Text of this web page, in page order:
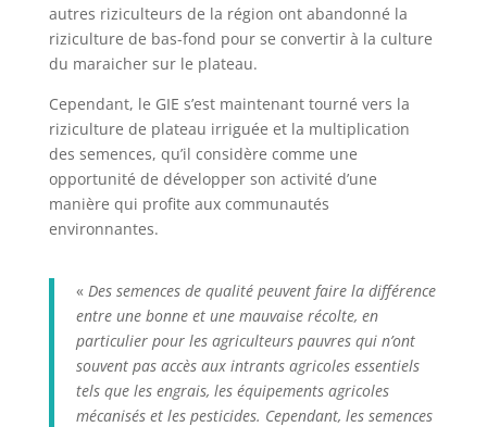
autres riziculteurs de la région ont abandonné la
riziculture de bas-fond pour se convertir à la culture
du maraicher sur le plateau.
Cependant, le GIE s’est maintenant tourné vers la
riziculture de plateau irriguée et la multiplication
des semences, qu’il considère comme une
opportunité de développer son activité d’une
manière qui profite aux communautés
environnantes.
« Des semences de qualité peuvent faire la différence
entre une bonne et une mauvaise récolte, en
particulier pour les agriculteurs pauvres qui n’ont
souvent pas accès aux intrants agricoles essentiels
tels que les engrais, les équipements agricoles
mécanisés et les pesticides. Cependant, les semences